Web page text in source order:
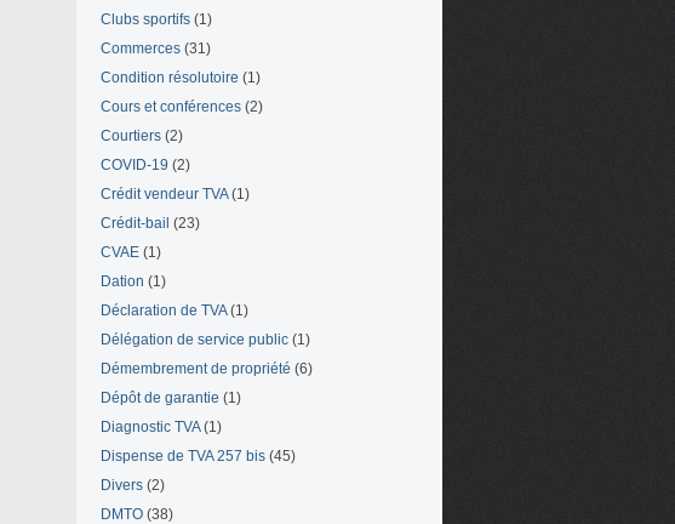
Clubs sportifs (1)
Commerces (31)
Condition résolutoire (1)
Cours et conférences (2)
Courtiers (2)
COVID-19 (2)
Crédit vendeur TVA(1)
Crédit-bail (23)
CVAE (1)
Dation (1)
Déclaration de TVA(1)
Délégation de service public (1)
Démembrement de propriété (6)
Dépôt de garantie (1)
Diagnostic TVA(1)
Dispense de TVA 257 bis (45)
Divers (2)
DMTO (38)